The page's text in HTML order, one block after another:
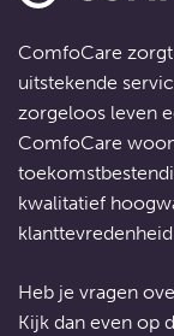
ComfoCare
uitstekende
zorgeloos leven
ComfoCare
kwalitatief
Heb je vragen
Kijk dan even op